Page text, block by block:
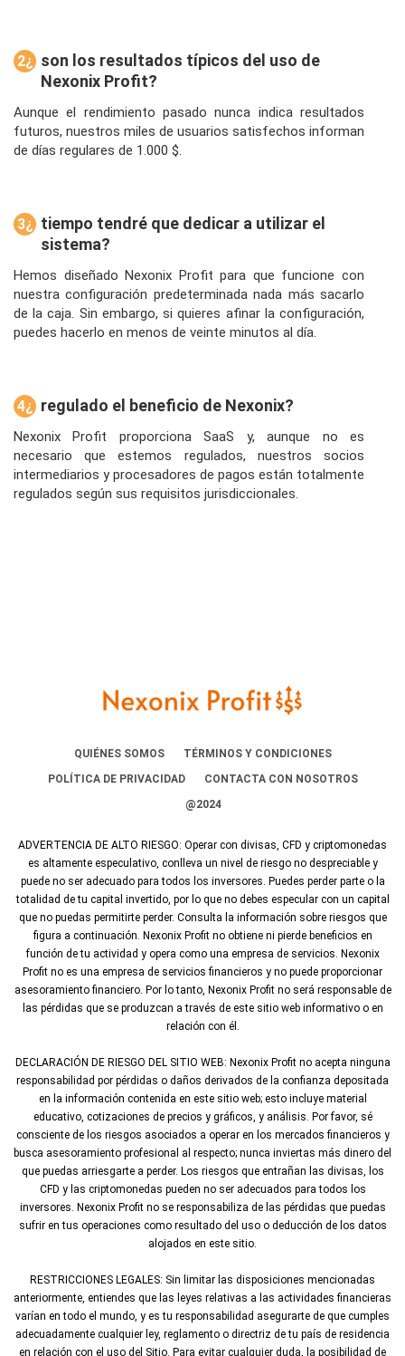
2¿
ále
s
son los resultados típicos del uso de
Nexonix Profit?
Aunque el rendimiento pasado nunca indica resultados
futuros, nuestros miles de usuarios satisfechos informan
de días regulares de 1.000 $.
3¿
ánt
o
tiempo tendré que dedicar a utilizar el
sistema?
Hemos diseñado Nexonix Profit para que funcione con
nuestra configuración predeterminada nada más sacarlo
de la caja. Sin embargo, si quieres afinar la configuración,
puedes hacerlo en menos de veinte minutos al día.
4¿
Est
á
regulado el beneficio de Nexonix?
Nexonix Profit proporciona SaaS y, aunque no es
necesario que estemos regulados, nuestros socios
intermediarios y procesadores de pagos están totalmente
regulados según sus requisitos jurisdiccionales.
QUIÉNES SOMOS
TÉRMINOS Y CONDICIONES
POLÍTICA DE PRIVACIDAD
CONTACTA CON NOSOTROS
@2024
ADVERTENCIA DE ALTO RIESGO: Operar con divisas, CFD y criptomonedas
es altamente especulativo, conlleva un nivel de riesgo no despreciable y
puede no ser adecuado para todos los inversores. Puedes perder parte o la
totalidad de tu capital invertido, por lo que no debes especular con un capital
que no puedas permitirte perder. Consulta la información sobre riesgos que
figura a continuación. Nexonix Profit no obtiene ni pierde beneficios en
función de tu actividad y opera como una empresa de servicios. Nexonix
Profit no es una empresa de servicios financieros y no puede proporcionar
asesoramiento financiero. Por lo tanto, Nexonix Profit no será responsable de
las pérdidas que se produzcan a través de este sitio web informativo o en
relación con él.
DECLARACIÓN DE RIESGO DEL SITIO WEB: Nexonix Profit no acepta ninguna
responsabilidad por pérdidas o daños derivados de la confianza depositada
en la información contenida en este sitio web; esto incluye material
educativo, cotizaciones de precios y gráficos, y análisis. Por favor, sé
consciente de los riesgos asociados a operar en los mercados financieros y
busca asesoramiento profesional al respecto; nunca inviertas más dinero del
que puedas arriesgarte a perder. Los riesgos que entrañan las divisas, los
CFD y las criptomonedas pueden no ser adecuados para todos los
inversores. Nexonix Profit no se responsabiliza de las pérdidas que puedas
sufrir en tus operaciones como resultado del uso o deducción de los datos
alojados en este sitio.
RESTRICCIONES LEGALES: Sin limitar las disposiciones mencionadas
anteriormente, entiendes que las leyes relativas a las actividades financieras
varían en todo el mundo, y es tu responsabilidad asegurarte de que cumples
adecuadamente cualquier ley, reglamento o directriz de tu país de residencia
en relación con el uso del Sitio. Para evitar cualquier duda, la posibilidad de